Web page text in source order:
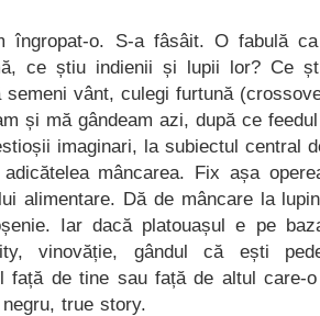
îngropat-o. S-a fâsâit. O fabulă
ce știu indienii și lupii lor? Ce
vânt, culegi furtună
și mă gândeam azi, după ce
imaginari, la subiectul central
mâncarea. Fix așa
alimentare. Dă de mâncare la
Iar dacă platouașul e pe
vinovăție, gândul că ești
față de tine sau față de altul care-
negru, true story.